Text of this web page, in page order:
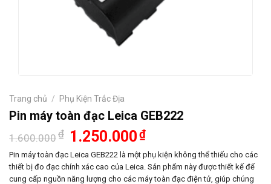
Trang chủ / Phụ Kiện Trắc Địa
Pin máy toàn đạc Leica GEB222
1.600.000₫ Giá
gốc
là:
1.600.000₫.
1.250.000₫Giá
tại
là:
1.250.000₫.
Pin máy toàn đạc Leica GEB222 là một phụ kiện không thể thiếu cho các
thiết bị đo đạc chính xác cao của Leica. Sản phẩm này được thiết kế để
cung cấp nguồn năng lượng cho các máy toàn đạc điện tử, giúp chúng